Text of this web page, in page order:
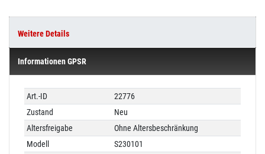
Weitere Details
Informationen GPSR
Technisches
Merkmal
Wert
Art.-ID
22776
Zustand
Neu
Altersfreigabe
Ohne Altersbeschränkung
Modell
S230101